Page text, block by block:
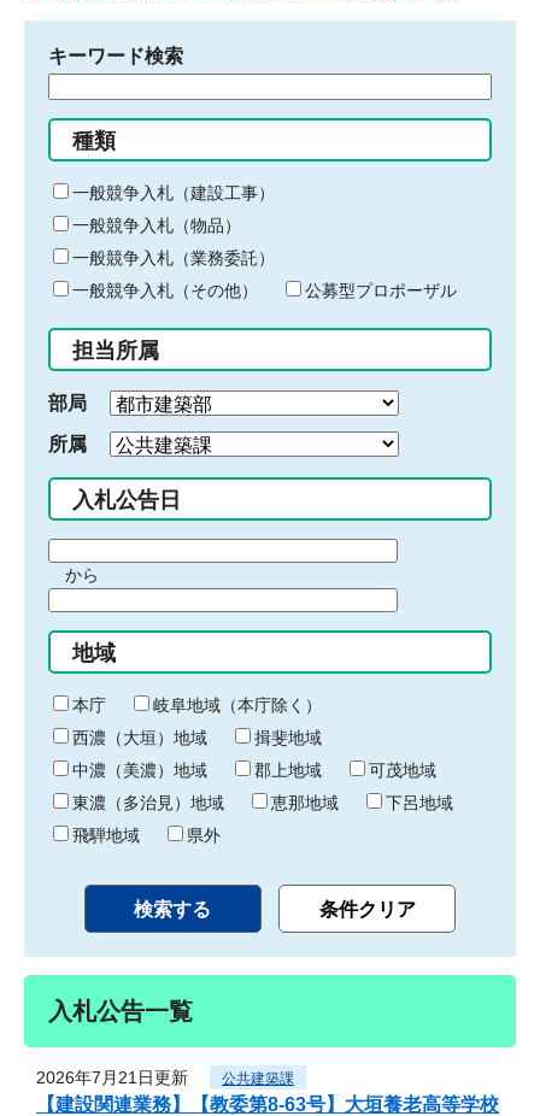
キーワード検索
る
キ
ー
ワ
ー
ド
入
力
種類
一般競争入札（建設工事）
一般競争入札（物品）
一般競争入札（業務委託）
一般競争入札（その他）
公募型プロポーザル
担当所属
部局
所属
入札公告日
間
始
り
から
間
終
わ
り
地域
本庁
岐阜地域（本庁除く）
西濃（大垣）地域
揖斐地域
中濃（美濃）地域
郡上地域
可茂地域
東濃（多治見）地域
恵那地域
下呂地域
飛騨地域
県外
入札公告一覧
2026年7月21日更新 公共建築課
【建設関連業務】【教委第8-63号】大垣養老高等学校